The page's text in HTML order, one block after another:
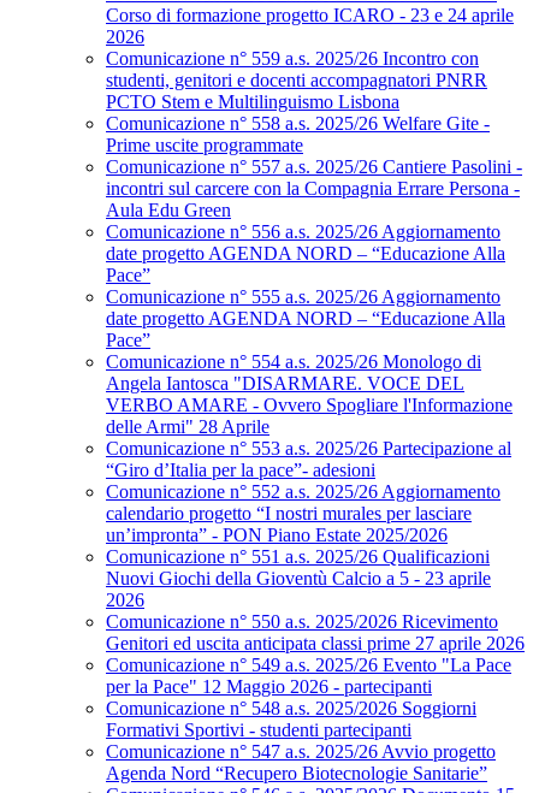
Corso di formazione progetto ICARO - 23 e 24 aprile
2026
Comunicazione n° 559 a.s. 2025/26 Incontro con
studenti, genitori e docenti accompagnatori PNRR
PCTO Stem e Multilinguismo Lisbona
Comunicazione n° 558 a.s. 2025/26 Welfare Gite -
Prime uscite programmate
Comunicazione n° 557 a.s. 2025/26 Cantiere Pasolini -
incontri sul carcere con la Compagnia Errare Persona -
Aula Edu Green
Comunicazione n° 556 a.s. 2025/26 Aggiornamento
date progetto AGENDA NORD – “Educazione Alla
Pace”
Comunicazione n° 555 a.s. 2025/26 Aggiornamento
date progetto AGENDA NORD – “Educazione Alla
Pace”
Comunicazione n° 554 a.s. 2025/26 Monologo di
Angela Iantosca "DISARMARE. VOCE DEL
VERBO AMARE - Ovvero Spogliare l'Informazione
delle Armi" 28 Aprile
Comunicazione n° 553 a.s. 2025/26 Partecipazione al
“Giro d’Italia per la pace”- adesioni
Comunicazione n° 552 a.s. 2025/26 Aggiornamento
calendario progetto “I nostri murales per lasciare
un’impronta” - PON Piano Estate 2025/2026
Comunicazione n° 551 a.s. 2025/26 Qualificazioni
Nuovi Giochi della Gioventù Calcio a 5 - 23 aprile
2026
Comunicazione n° 550 a.s. 2025/2026 Ricevimento
Genitori ed uscita anticipata classi prime 27 aprile 2026
Comunicazione n° 549 a.s. 2025/26 Evento "La Pace
per la Pace" 12 Maggio 2026 - partecipanti
Comunicazione n° 548 a.s. 2025/2026 Soggiorni
Formativi Sportivi - studenti partecipanti
Comunicazione n° 547 a.s. 2025/26 Avvio progetto
Agenda Nord “Recupero Biotecnologie Sanitarie”